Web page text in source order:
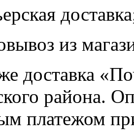
из
района.
платежом